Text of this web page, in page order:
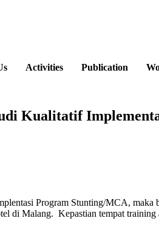
Activities Publication
Kualitatif
Program Stunting/MCA,
Malang. Kepastian tempat training